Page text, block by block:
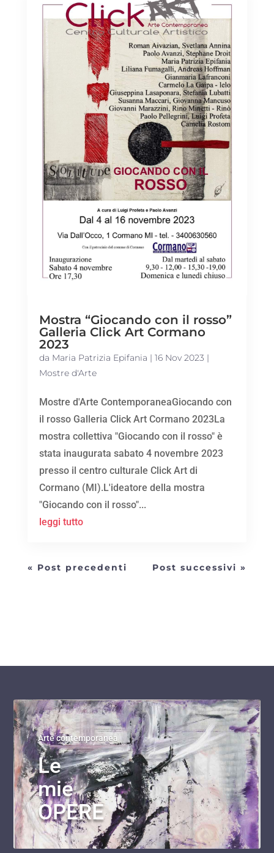
Mostra “Giocando con il rosso”
Galleria Click Art Cormano
2023
da Maria Patrizia Epifania | 16 Nov 2023 |
Mostre d'Arte
Mostre d'Arte ContemporaneaGiocando con
il rosso Galleria Click Art Cormano 2023La
mostra collettiva "Giocando con il rosso" è
stata inaugurata sabato 4 novembre 2023
presso il centro culturale Click Art di
Cormano (MI).L'ideatore della mostra
"Giocando con il rosso"...
leggi tutto
« Post precedenti Post successivi »
Arte contemporanea
Le
mie
OPERE